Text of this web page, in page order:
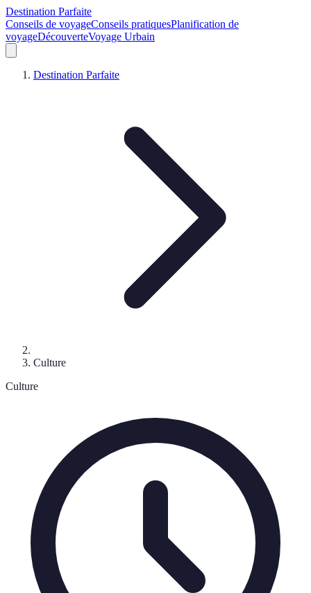
Destination Parfaite
Conseils de voyageConseils pratiquesPlanification de
voyageDécouverteVoyage Urbain
Destination Parfaite
Culture
Culture